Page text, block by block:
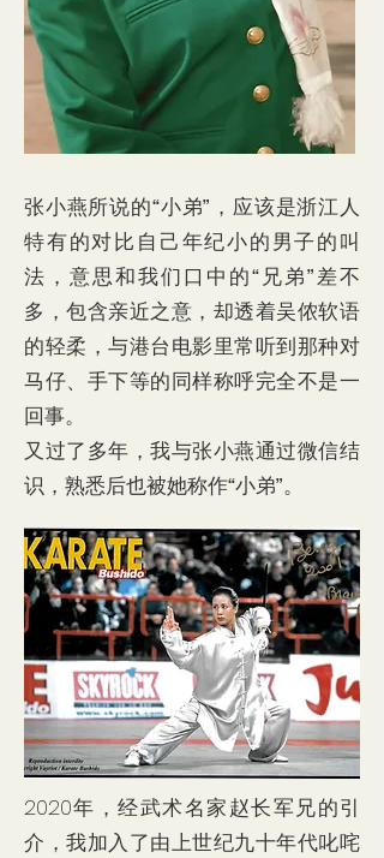
张小燕所说的“小弟”，应该是浙江人
特有的对比自己年纪小的男子的叫
法，意思和我们口中的“兄弟”差不
多，包含亲近之意，却透着吴侬软语
的轻柔，与港台电影里常听到那种对
马仔、手下等的同样称呼完全不是一
回事。
又过了多年，我与张小燕通过微信结
识，熟悉后也被她称作“小弟”。
2020年，经武术名家赵长军兄的引
介，我加入了由上世纪九十年代叱咤